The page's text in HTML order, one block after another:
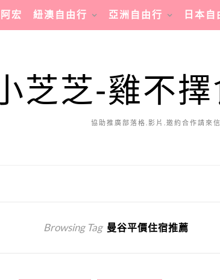
宏 紐澳自由行 亞洲自由行 日本自
芝芝-雞不
協助推廣部落格.影片.邀約合作請來
Browsing Tag 曼谷平價住宿推薦